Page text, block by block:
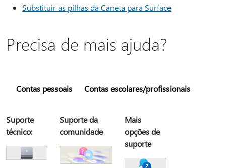
Substituir as pilhas da Caneta para Surface
Precisa de mais ajuda?
Contas pessoais Contas escolares/profissionais
Suporte
técnico:
Suporte da
comunidade
Mais
opções de
suporte